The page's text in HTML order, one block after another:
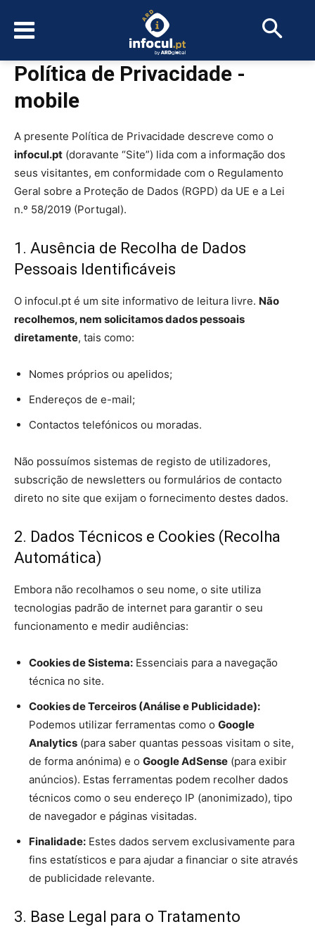
Política de Privacidade -
mobile
A presente Política de Privacidade descreve como o
infocul.pt (doravante “Site”) lida com a informação dos
seus visitantes, em conformidade com o Regulamento
Geral sobre a Proteção de Dados (RGPD) da UE e a Lei
n.º 58/2019 (Portugal).
1. Ausência de Recolha de Dados
Pessoais Identificáveis
O infocul.pt é um site informativo de leitura livre. Não
recolhemos, nem solicitamos dados pessoais
diretamente, tais como:
Nomes próprios ou apelidos;
Endereços de e-mail;
Contactos telefónicos ou moradas.
Não possuímos sistemas de registo de utilizadores,
subscrição de newsletters ou formulários de contacto
direto no site que exijam o fornecimento destes dados.
2. Dados Técnicos e Cookies (Recolha
Automática)
Embora não recolhamos o seu nome, o site utiliza
tecnologias padrão de internet para garantir o seu
funcionamento e medir audiências:
Cookies de Sistema: Essenciais para a navegação
técnica no site.
Cookies de Terceiros (Análise e Publicidade):
Podemos utilizar ferramentas como o Google
Analytics (para saber quantas pessoas visitam o site,
de forma anónima) e o Google AdSense (para exibir
anúncios). Estas ferramentas podem recolher dados
técnicos como o seu endereço IP (anonimizado), tipo
de navegador e páginas visitadas.
Finalidade: Estes dados servem exclusivamente para
fins estatísticos e para ajudar a financiar o site através
de publicidade relevante.
3. Base Legal para o Tratamento